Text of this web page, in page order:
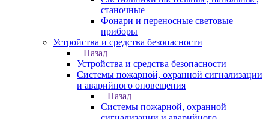
станочные
Фонари и переносные световые
приборы
Устройства и средства безопасности
Назад
Устройства и средства безопасности
Системы пожарной, охранной сигнализации
и аварийного оповещения
Назад
Системы пожарной, охранной